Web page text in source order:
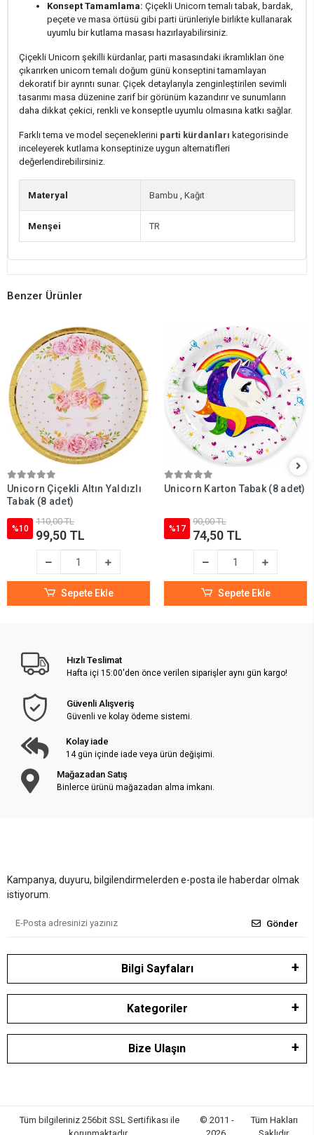
Konsept Tamamlama: Çiçekli Unicorn temalı tabak, bardak,
peçete ve masa örtüsü gibi parti ürünleriyle birlikte kullanarak
uyumlu bir kutlama masası hazırlayabilirsiniz.
Çiçekli Unicorn şekilli kürdanlar, parti masasındaki ikramlıkları öne
çıkarırken unicorn temalı doğum günü konseptini tamamlayan
dekoratif bir ayrıntı sunar. Çiçek detaylarıyla zenginleştirilen sevimli
tasarımı masa düzenine zarif bir görünüm kazandırır ve sunumların
daha dikkat çekici, renkli ve konseptle uyumlu olmasına katkı sağlar.
Farklı tema ve model seçeneklerini parti kürdanları kategorisinde
inceleyerek kutlama konseptinize uygun alternatifleri
değerlendirebilirsiniz.
Materyal Bambu , Kağıt
Menşei TR
Benzer Ürünler
Unicorn Çiçekli Altın Yaldızlı
Tabak (8 adet)
%10
110,00 TL
99,50 TL
Sepete Ekle
Unicorn Karton Tabak (8 adet)
%17
90,00 TL
74,50 TL
Sepete Ekle
Hızlı Teslimat
Hafta içi 15:00'den önce verilen siparişler aynı gün kargo!
Güvenli Alışveriş
Güvenli ve kolay ödeme sistemi.
Kolay iade
14 gün içinde iade veya ürün değişimi.
Mağazadan Satış
Binlerce ürünü mağazadan alma imkanı.
Kampanya, duyuru, bilgilendirmelerden e-posta ile haberdar olmak
istiyorum.
Gönder
Bilgi Sayfaları
Kategoriler
Bize Ulaşın
Tüm bilgileriniz 256bit SSL Sertifikası ile
© 2011 -
Tüm Hakları